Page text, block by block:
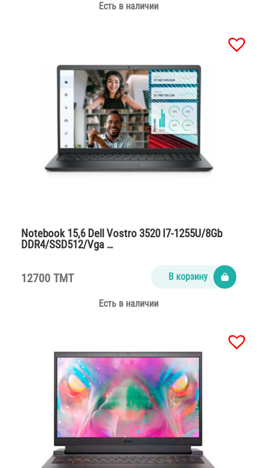
Есть в наличии
Notebook 15,6 Dell Vostro 3520 I7-1255U/8Gb
DDR4/SSD512/Vga …
12700 TMT В корзину
Есть в наличии